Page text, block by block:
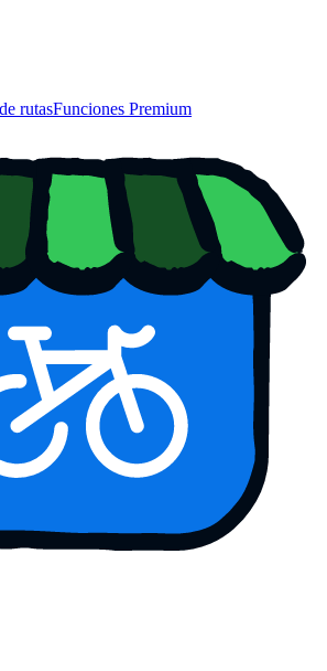
rutasFunciones Premium